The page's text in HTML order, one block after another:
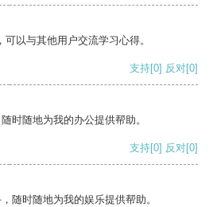
以与其他用户交流学习心得。
支持[0] 反对[0]
时随地为我的办公提供帮助。
支持[0] 反对[0]
随时随地为我的娱乐提供帮助。